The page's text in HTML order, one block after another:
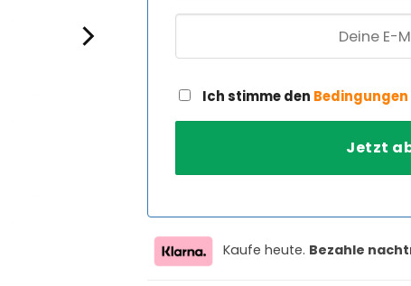
Ich stimme den Bedingungen
Kaufe heute. Bezahle